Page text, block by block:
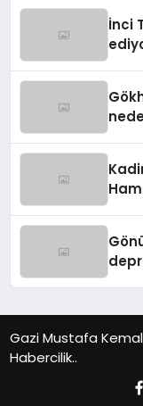
İnci
Gazi Mustafa Kemal
Habercilik..